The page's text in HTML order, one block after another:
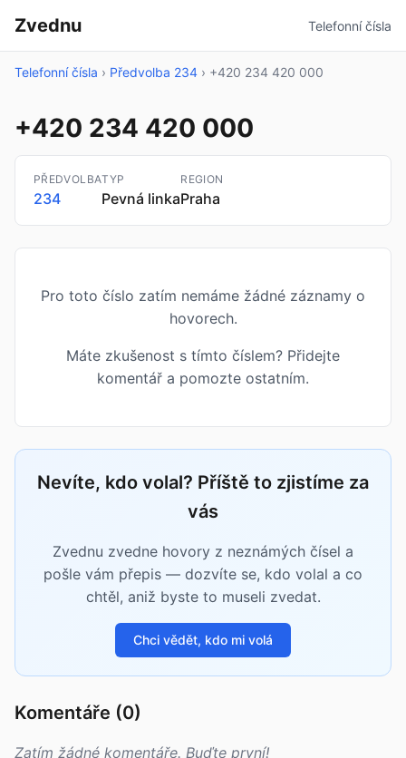
Zvednu Telefonní čísla
Telefonní čísla › Předvolba 234 › +420 234 420 000
+420 234 420 000
PŘEDVOLBA
234
TYP
Pevná linka
REGION
Praha
Pro toto číslo zatím nemáme žádné záznamy o
hovorech.
Máte zkušenost s tímto číslem? Přidejte
komentář a pomozte ostatním.
Nevíte, kdo volal? Příště to zjistíme za
vás
Zvednu zvedne hovory z neznámých čísel a
pošle vám přepis — dozvíte se, kdo volal a co
chtěl, aniž byste to museli zvedat.
Chci vědět, kdo mi volá
Komentáře (0)
Zatím žádné komentáře. Buďte první!